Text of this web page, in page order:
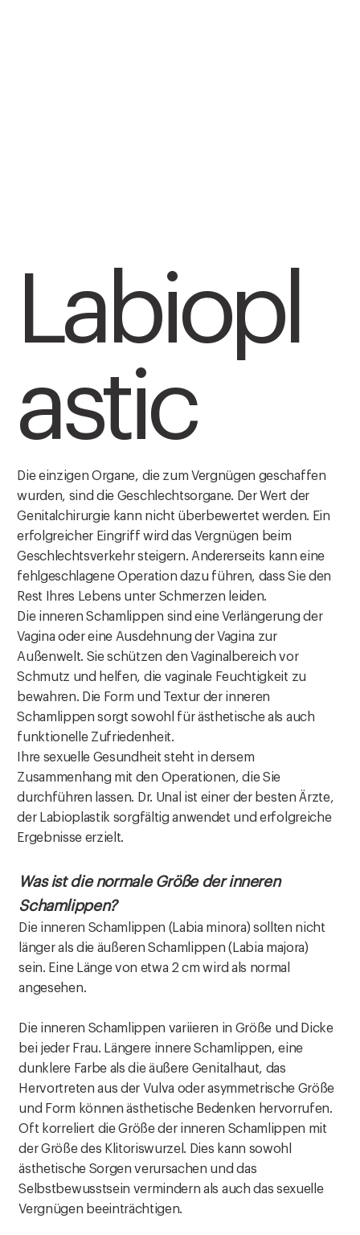
Labiopl
astic
Die einzigen Organe, die zum Vergnügen geschaffen
wurden, sind die Geschlechtsorgane. Der Wert der
Genitalchirurgie kann nicht überbewertet werden. Ein
erfolgreicher Eingriff wird das Vergnügen beim
Geschlechtsverkehr steigern. Andererseits kann eine
fehlgeschlagene Operation dazu führen, dass Sie den
Rest Ihres Lebens unter Schmerzen leiden.
Die inneren Schamlippen sind eine Verlängerung der
Vagina oder eine Ausdehnung der Vagina zur
Außenwelt. Sie schützen den Vaginalbereich vor
Schmutz und helfen, die vaginale Feuchtigkeit zu
bewahren. Die Form und Textur der inneren
Schamlippen sorgt sowohl für ästhetische als auch
funktionelle Zufriedenheit.
Ihre sexuelle Gesundheit steht in dersem
Zusammenhang mit den Operationen, die Sie
durchführen lassen. Dr. Unal ist einer der besten Ärzte,
der Labioplastik sorgfältig anwendet und erfolgreiche
Ergebnisse erzielt.
Was ist die normale Größe der inneren
Schamlippen?
Die inneren Schamlippen (Labia minora) sollten nicht
länger als die äußeren Schamlippen (Labia majora)
sein. Eine Länge von etwa 2 cm wird als normal
angesehen.
Die inneren Schamlippen variieren in Größe und Dicke
bei jeder Frau. Längere innere Schamlippen, eine
dunklere Farbe als die äußere Genitalhaut, das
Hervortreten aus der Vulva oder asymmetrische Größe
und Form können ästhetische Bedenken hervorrufen.
Oft korreliert die Größe der inneren Schamlippen mit
der Größe des Klitoriswurzel. Dies kann sowohl
ästhetische Sorgen verursachen und das
Selbstbewusstsein vermindern als auch das sexuelle
Vergnügen beeinträchtigen.